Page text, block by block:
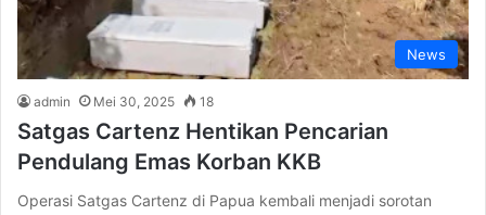
News
admin Mei 30, 2025 18
Satgas Cartenz Hentikan Pencarian
Pendulang Emas Korban KKB
Operasi Satgas Cartenz di Papua kembali menjadi sorotan